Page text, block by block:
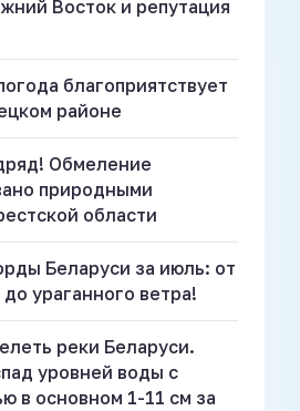
Восток и репутация
благоприятствует
районе
Обмеление
природными
области
Беларуси за июль: от
ураганного ветра!
реки Беларуси.
уровней воды с
в основном 1-11 см за